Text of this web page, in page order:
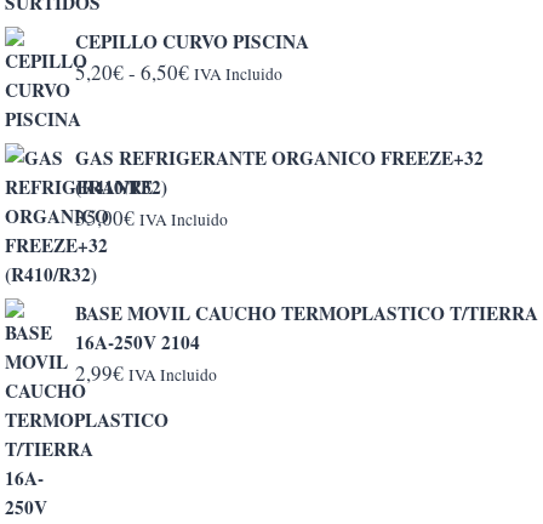
CEPILLO CURVO PISCINA
5,20€- 6,50€Rango
desde
hasta
IVA Incluido
GAS REFRIGERANTE ORGANICO FREEZE+32
(R410/R32)
35,00€ IVA Incluido
BASE MOVIL CAUCHO TERMOPLASTICO T/TIERRA
16A-250V 2104
2,99€ IVA Incluido